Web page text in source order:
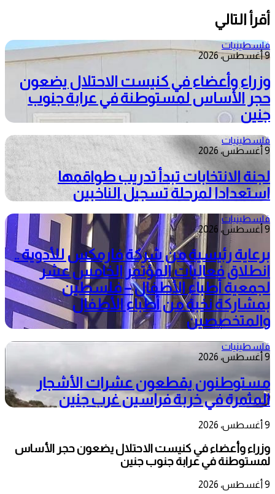
أقرأ التالي
فلسطينيات
9 أغسطس، 2026
وزراء وأعضاء في كنيست الاحتلال يضعون
حجر الأساس لمستوطنة في عرابة جنوب
جنين
فلسطينيات
9 أغسطس، 2026
لجنة الانتخابات تبدأ تدريب طواقمها
استعدادا لمرحلة تسجيل الناخبين
فلسطينيات
9 أغسطس، 2026
برعاية رئيسية من شركة فارمكس للأدوية ..
انطلاق فعاليات المؤتمر الخامس عشر
لجمعية أطباء الأطفال – فلسطين
بمشاركة نخبة من أطباء الأطفال
والمتخصصين
فلسطينيات
9 أغسطس، 2026
مستوطنون يقطعون عشرات الأشجار
المثمرة في خربة فراسين غرب جنين
9 أغسطس، 2026
وزراء وأعضاء في كنيست الاحتلال يضعون حجر الأساس
لمستوطنة في عرابة جنوب جنين
9 أغسطس، 2026